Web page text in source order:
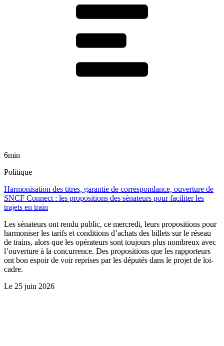
6min
Politique
Harmonisation des titres, garantie de correspondance, ouverture de
SNCF Connect : les propositions des sénateurs pour faciliter les
trajets en train
Les sénateurs ont rendu public, ce mercredi, leurs propositions pour
harmoniser les tarifs et conditions d’achats des billets sur le réseau
de trains, alors que les opérateurs sont toujours plus nombreux avec
l’ouverture à la concurrence. Des propositions que les rapporteurs
ont bon espoir de voir reprises par les députés dans le projet de loi-
cadre.
Le 25 juin 2026